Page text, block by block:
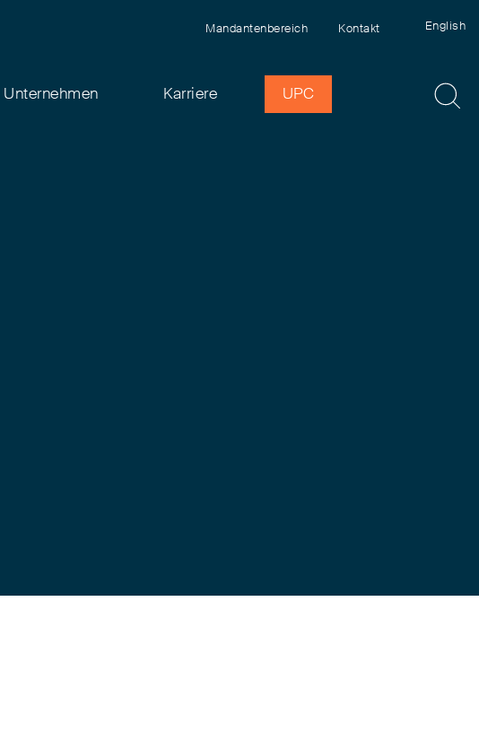
Mandantenbereich Kontakt English
Unternehmen Karriere UPC